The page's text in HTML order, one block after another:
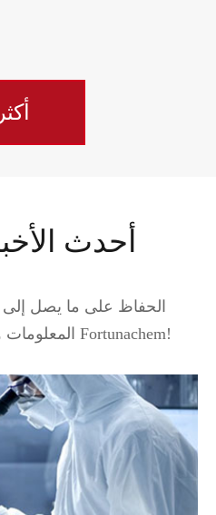
أكثر
أحدث
الحفاظ على ما يصل
المعلومات والأخبار والأحداث حول Fortunachem!